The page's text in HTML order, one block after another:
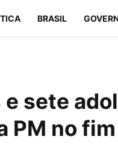
BRASIL
e sete
PM no